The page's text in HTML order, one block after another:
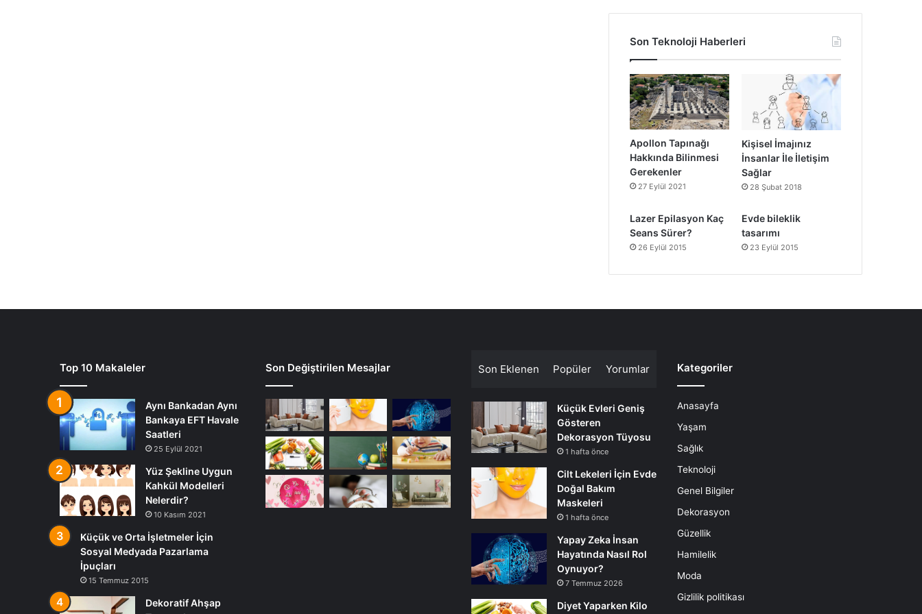
Son Teknoloji Haberleri
Apollon Tapınağı
Hakkında Bilinmesi
Gerekenler
27 Eylül 2021
Kişisel İmajınız
İnsanlar İle İletişim
Sağlar
28 Şubat 2018
Lazer Epilasyon Kaç
Seans Sürer?
26 Eylül 2015
Evde bileklik
tasarımı
23 Eylül 2015
Top 10 Makaleler
Aynı Bankadan Aynı
Bankaya EFT Havale
Saatleri
25 Eylül 2021
Yüz Şekline Uygun
Kahkül Modelleri
Nelerdir?
10 Kasım 2021
Küçük ve Orta İşletmeler İçin
Sosyal Medyada Pazarlama
İpuçları
15 Temmuz 2015
Dekoratif Ahşap
Son Değiştirilen Mesajlar Son Eklenen Popüler Yorumlar
Küçük Evleri Geniş
Gösteren
Dekorasyon Tüyosu
1 hafta önce
Cilt Lekeleri İçin Evde
Doğal Bakım
Maskeleri
1 hafta önce
Yapay Zeka İnsan
Hayatında Nasıl Rol
Oynuyor?
7 Temmuz 2026
Diyet Yaparken Kilo
Kategoriler
Anasayfa
Yaşam
Sağlık
Teknoloji
Genel Bilgiler
Dekorasyon
Güzellik
Hamilelik
Moda
Gizlilik politikası